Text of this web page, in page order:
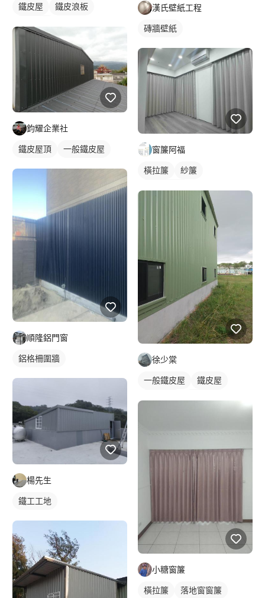
鐵皮屋
鐵皮浪板
鈞耀企業社
鐵皮屋頂 一般鐵皮屋
順隆鋁門窗
鋁格柵圍牆
楊先生
鐵工工地
漢氏壁紙工程
磚牆壁紙
窗簾阿福
橫拉簾
紗簾
徐少棠
一般鐵皮屋
鐵皮屋
小糖窗簾
橫拉簾 落地窗窗簾